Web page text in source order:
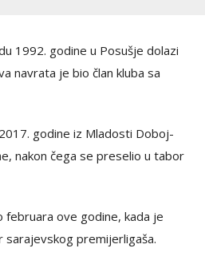
1992. godine u Posušje dolazi
navrata je bio član kluba sa
godine iz Mladosti Doboj-
nakon čega se preselio u tabor
februara ove godine, kada je
premijerligaša.